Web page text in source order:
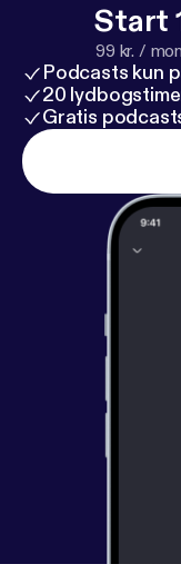
'ANNETTE's
Visit my
- a podcast about
waking up and
paranormal
Start
99 kr. /
Podcasts kun
20
Gratis